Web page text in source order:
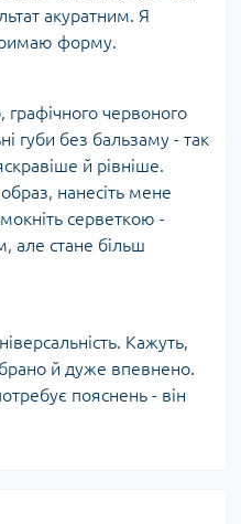
акуратним. Я
форму.
червоного
губи без бальзаму - так
й рівніше.
нанесіть мене
серветкою -
але стане більш
Кажуть,
й дуже впевнено.
пояснень - він